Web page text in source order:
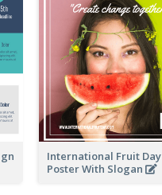
International Fruit Day
Poster With Slogan